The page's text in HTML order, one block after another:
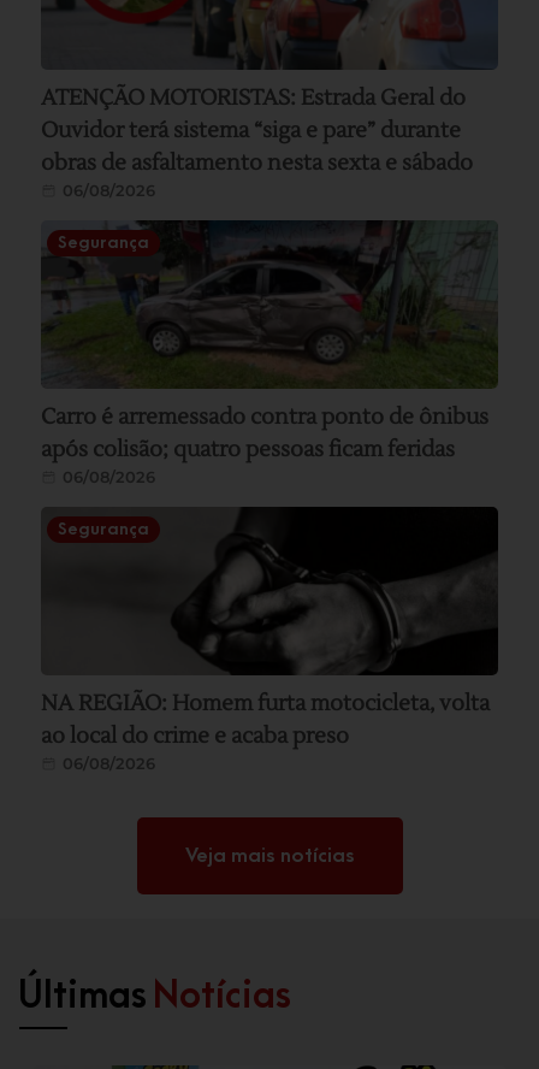
ATENÇÃO MOTORISTAS: Estrada Geral do
Ouvidor terá sistema “siga e pare” durante
obras de asfaltamento nesta sexta e sábado
06/08/2026
Segurança
Carro é arremessado contra ponto de ônibus
após colisão; quatro pessoas ficam feridas
06/08/2026
Segurança
NA REGIÃO: Homem furta motocicleta, volta
ao local do crime e acaba preso
06/08/2026
Veja mais notícias
Últimas Notícias